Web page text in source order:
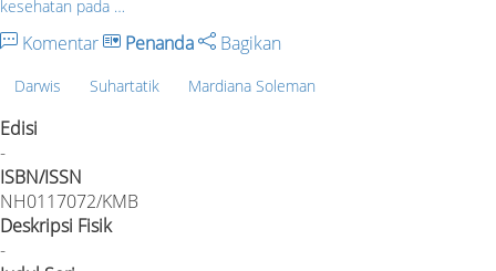
kesehatan pada …
Komentar Penanda Bagikan
Darwis Suhartatik Mardiana Soleman
Edisi
-
ISBN/ISSN
NH0117072/KMB
Deskripsi Fisik
-